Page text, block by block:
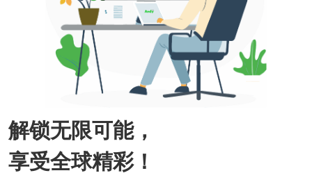
解锁无限可能，
享受全球精彩！